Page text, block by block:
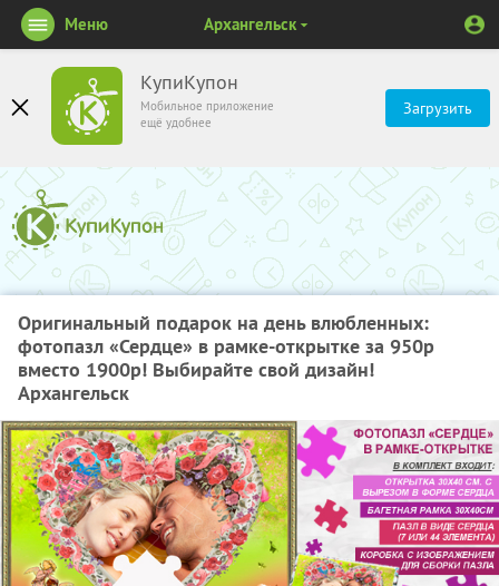
КупиКупон
Мобильное приложение
ещё удобнее
Загрузить
Меню Архангельск
Оригинальный подарок на день влюбленных:
фотопазл «Сердце» в рамке-открытке за 950р
вместо 1900р! Выбирайте свой дизайн!
Архангельск